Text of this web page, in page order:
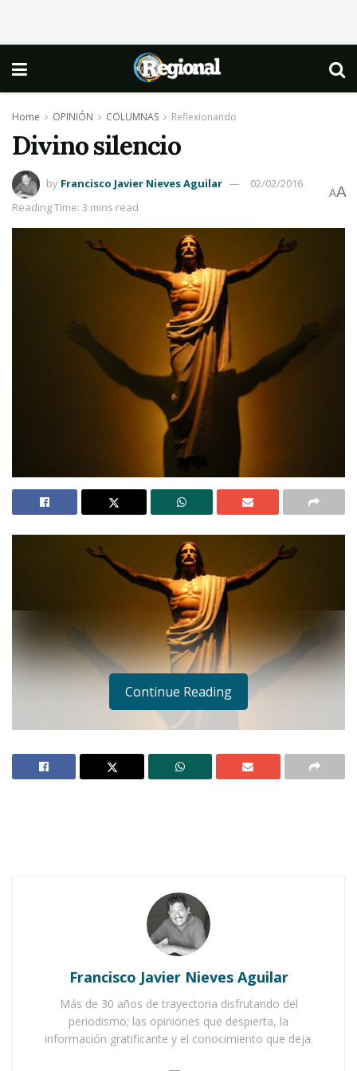
Home OPINIÓN COLUMNAS Reflexionando
Divino silencio
by Francisco Javier Nieves Aguilar
02/02/2016
Reading Time: 3 mins read
AA
Ahuacatlán celebrá el día de Reyes con rosca y
Buena tarde taurina en Ahuacatlán
A ella acudía la gente a orar con mucha
Continue Reading
Francisco Javier Nieves Aguilar
Más de 30 años de trayectoria disfrutando del
periodismo; las opiniones que despierta, la
información gratificante y el conocimiento que deja.